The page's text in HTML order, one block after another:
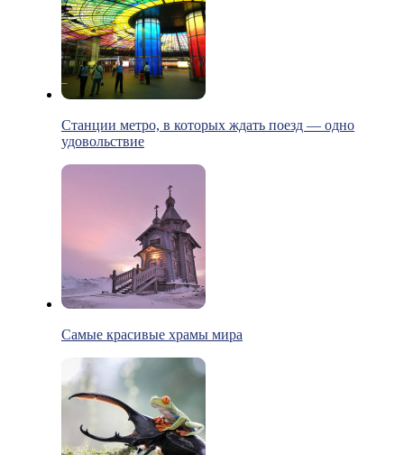
Станции метро, в которых ждать поезд — одно
удовольствие
Самые красивые храмы мира